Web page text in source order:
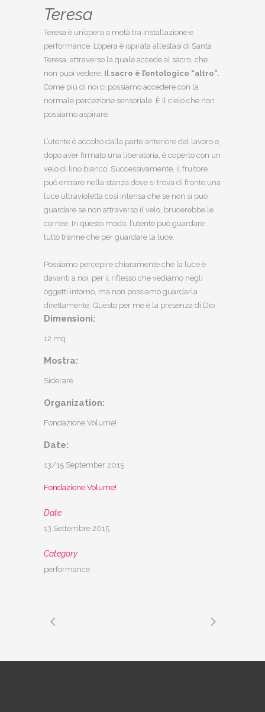
Teresa
Teresa è un’opera a metà tra installazione e
performance. L’opera è ispirata all’estasi di Santa
Teresa, attraverso la quale accede al sacro, che
non puoi vedere. Il sacro è l’ontologico “altro”.
Come più di noi ci possiamo accedere con la
normale percezione sensoriale. È il cielo che non
possiamo aspirare.
L’utente è accolto dalla parte anteriore del lavoro e,
dopo aver firmato una liberatoria, è coperto con un
velo di lino bianco. Successivamente, il fruitore
può entrare nella stanza dove si trova di fronte una
luce ultravioletta così intensa che se non si può
guardare se non attraverso il velo, brucerebbe le
cornee. In questo modo, l’utente può guardare
tutto tranne che per guardare la luce.
Possiamo percepire chiaramente che la luce è
davanti a noi, per il riflesso che vediamo negli
oggetti intorno, ma non possiamo guardarla
direttamente. Questo per me è la presenza di Dio
Dimensioni:
12 mq
Mostra:
Siderare
Organization:
Fondazione Volume!
Date:
13/15 September 2015
Fondazione Volume!
Date
13 Settembre 2015
Category
performance